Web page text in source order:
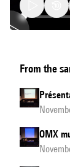
Spat
From the
OMX